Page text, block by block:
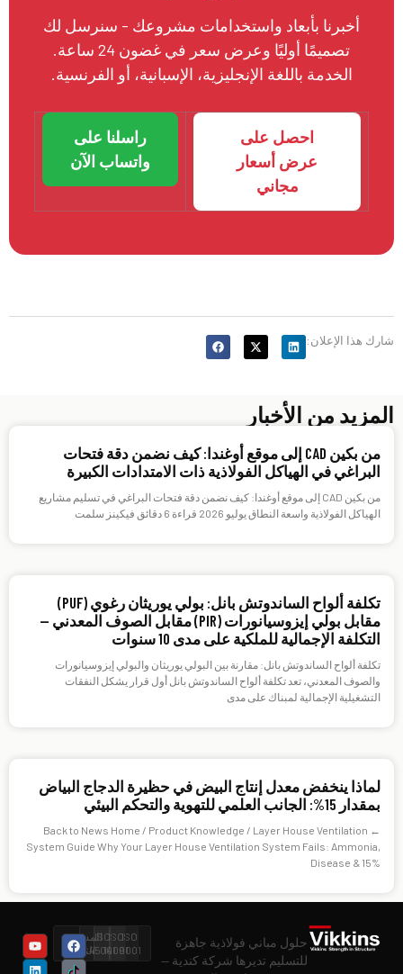
أخبرنا بأبعاد واستخدامات مشروعك - سنرسل لك
تصميمًا أوليًا وعرض سعر في غضون 24 ساعة.
الخدمة باللغة الإنجليزية، الإسبانية، أو الفرنسية.
احصل على
عرض أسعار
مجاني
راسلنا على
واتساب الآن
شارك هذا الإعلان:
المزيد من الأخبار
من بكين CAD إلى موقع أوغندا: كيف نضمن دقة فتحات
البراغي في الهياكل الفولاذية ذات الامتدادات الكبيرة
من بكين CAD إلى موقع أوغندا: كيف نضمن دقة فتحات البراغي في تسليم مشاريع
الهياكل الفولاذية واسعة النطاق يوليو 2026 قراءة 6 دقائق فيكينز سلمت
تكلفة ألواح الساندوتش بانل: بولي يوريثان رغوي (PUF)
مقابل بولي إيزوسيانورات (PIR) مقابل الصوف المعدني —
التكلفة الإجمالية للملكية على مدى 10 سنوات
تكلفة ألواح الساندوتش بانل: مقارنة بين البولي يوريثان والبولي إيزوسيانورات
والصوف المعدني، تعد تكلفة ألواح الساندوتش بانل أول قرار يشكل النفقات
التشغيلية الإجمالية لمبناك على مدى
لماذا ينخفض معدل إنتاج البيض في حظيرة الدجاج البياض
بمقدار 15%: الجانب العلمي للتهوية والتحكم البيئي
← Back to News Home / Product Knowledge / Layer House Ventilation
System Guide Why Your Layer House Ventilation System Fails: Ammonia,
Disease & 15%
حلول مباني فولاذية جاهزة
للتسليم تديرها شركة كندية —
ISO
9001
ISO
14001
ISO
45001
المستوى
الثاني